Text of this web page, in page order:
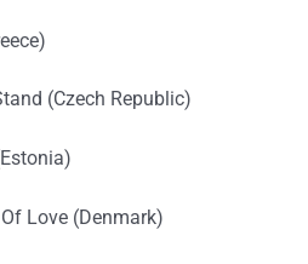
(Czech Republic)
Love (Denmark)